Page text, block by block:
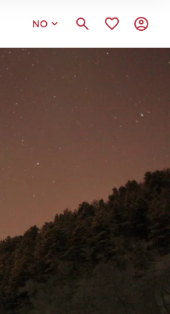
NO